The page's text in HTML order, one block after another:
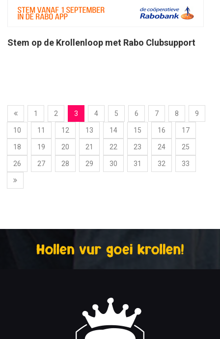
Stem op de Krollenloop met Rabo Clubsupport
1 2 3 4 5 6 7 8 9
10 11 12 13 14 15 16 17
18 19 20 21 22 23 24 25
26 27 28 29 30 31 32 33